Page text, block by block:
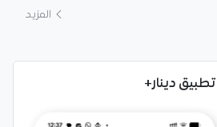
المزيد
تطبيق دينار+